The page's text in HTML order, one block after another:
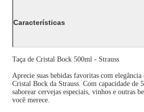
Características
Taça de Cristal Bock 500ml - Strauss
Aprecie suas bebidas favoritas com
Cristal Bock da Strauss. Com capacidade de
saborear cervejas especiais, vinhos e outras
você merece.